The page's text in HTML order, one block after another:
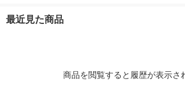
最近見た商品
商品を閲覧すると履歴が表示さ